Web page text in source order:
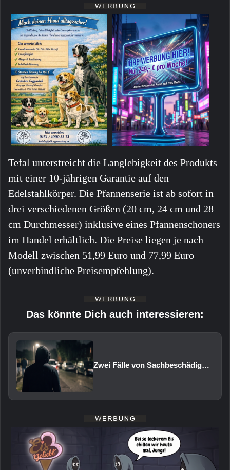
Tefal unterstreicht die Langlebigkeit des Produkts
mit einer 10-jährigen Garantie auf den
Edelstahlkörper. Die Pfannenserie ist ab sofort in
drei verschiedenen Größen (20 cm, 24 cm und 28
cm Durchmesser) inklusive eines Pfannenschoners
im Handel erhältlich. Die Preise liegen je nach
Modell zwischen 51,99 Euro und 77,99 Euro
(unverbindliche Preisempfehlung).
Das könnte Dich auch interessieren:
Zwei Fälle von Sachbeschädigung und Diebstahl in Schweinfurt